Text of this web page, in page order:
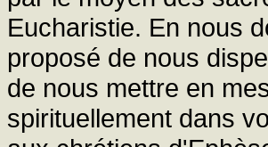
Eucharistie. En nous
proposé de nous
de nous mettre en
spirituellement dans